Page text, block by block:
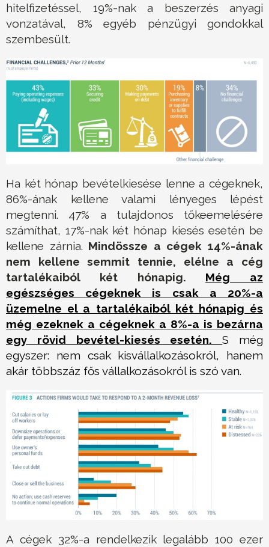
hitelfizetéssel, 19%-nak a beszerzés anyagi
vonzatával, 8% egyéb pénzügyi gondokkal
szembesült.
Ha két hónap bevételkiesése lenne a cégeknek,
86%-ának kellene valami lényeges lépést
megtenni. 47% a tulajdonos tőkeemelésére
számíthat, 17%-nak két hónap kiesés esetén be
kellene zárnia. Mindössze a cégek 14%-ának
nem kellene semmit tennie, elélne a cég
tartalékaiból két hónapig. Még az
egészséges cégeknek is csak a 20%-a
üzemelne el a tartalékaiból két hónapig és
még ezeknek a cégeknek a 8%-a is bezárna
egy rövid bevétel-kiesés esetén.S még
egyszer: nem csak kisvállalkozásokról, hanem
akár többszáz fős vállalkozásokról is szó van.
A cégek 32%-a rendelkezik legalább 100 ezer